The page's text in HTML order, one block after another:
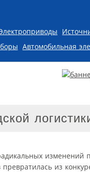
Автомобильная
изменений
из